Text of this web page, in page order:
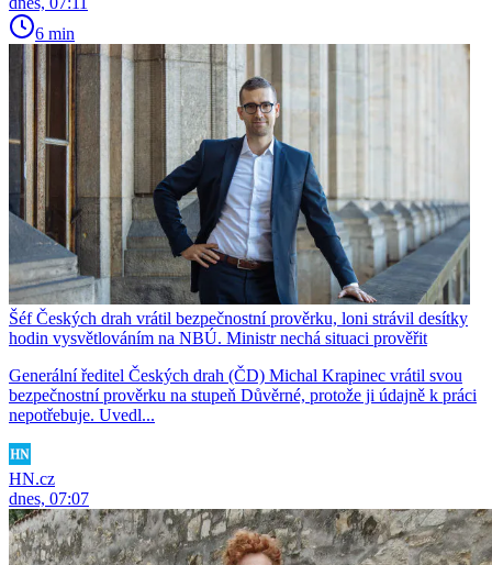
6 min
Šéf Českých drah vrátil bezpečnostní prověrku, loni strávil desítky
hodin vysvětlováním na NBÚ. Ministr nechá situaci prověřit
Generální ředitel Českých drah (ČD) Michal Krapinec vrátil svou
bezpečnostní prověrku na stupeň Důvěrné, protože ji údajně k práci
nepotřebuje. Uvedl...
HN.cz
dnes, 07:07